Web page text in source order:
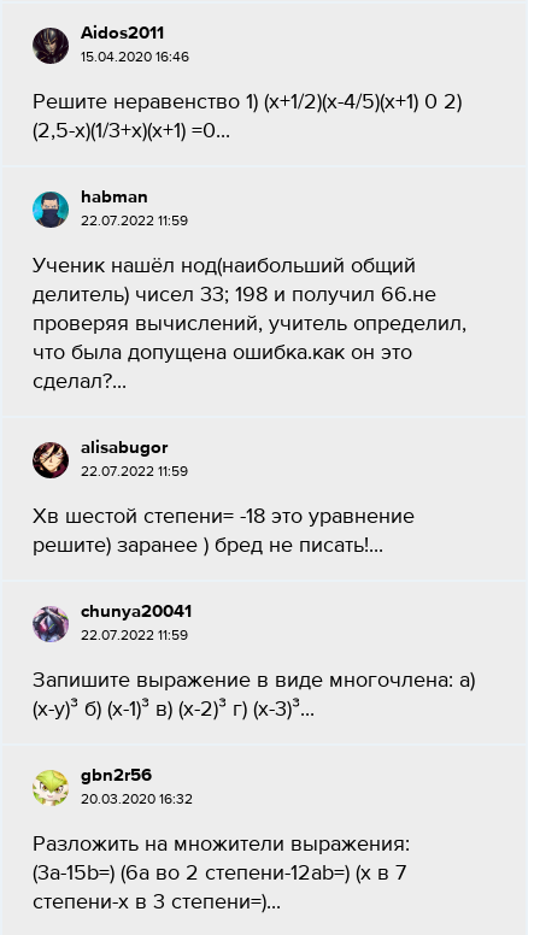
Aidos2011
15.04.2020 16:46
Решите неравенство 1) (x+1/2)(x-4/5)(x+1) 0 2)
(2,5-x)(1/3+x)(x+1) =0...
habman
22.07.2022 11:59
Ученик нашёл нод(наибольший общий
делитель) чисел 33; 198 и получил 66.не
проверяя вычислений, учитель определил,
что была допущена ошибка.как он это
сделал?...
alisabugor
22.07.2022 11:59
Хв шестой степени= -18 это уравнение
решите) заранее ) бред не писать!...
chunya20041
22.07.2022 11:59
Запишите выражение в виде многочлена: а)
(x-y)³ б) (x-1)³ в) (x-2)³ г) (x-3)³...
gbn2r56
20.03.2020 16:32
Разложить на множители выражения:
(3а-15b=) (6a во 2 степени-12ab=) (x в 7
степени-x в 3 степени=)...